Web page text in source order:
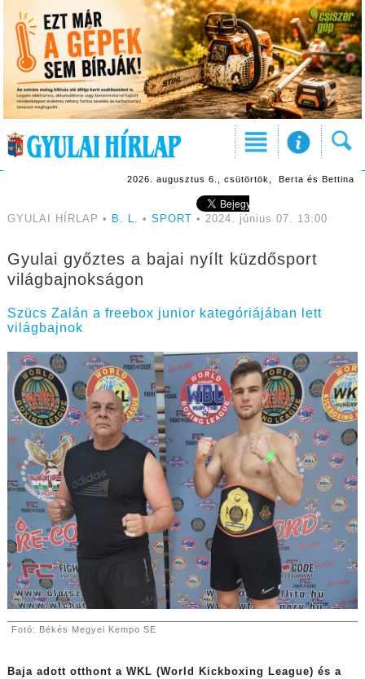
2026. augusztus 6., csütörtök, Berta és Bettina
GYULAI HÍRLAP • B. L. • SPORT • 2024. június 07. 13:00
Gyulai győztes a bajai nyílt küzdősport
világbajnokságon
Szücs Zalán a freebox junior kategóriájában lett
világbajnok
Fotó: Békés Megyei Kempo SE
Baja adott otthont a WKL (World Kickboxing League) és a